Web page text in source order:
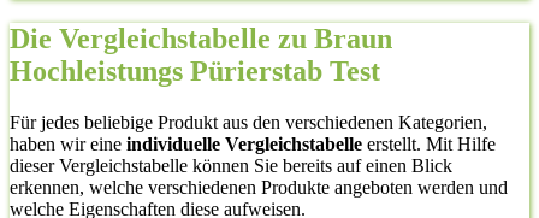
Die Vergleichstabelle zu Braun
Hochleistungs Pürierstab Test
Für jedes beliebige Produkt aus den verschiedenen Kategorien,
haben wir eine individuelle Vergleichstabelle erstellt. Mit Hilfe
dieser Vergleichstabelle können Sie bereits auf einen Blick
erkennen, welche verschiedenen Produkte angeboten werden und
welche Eigenschaften diese aufweisen.